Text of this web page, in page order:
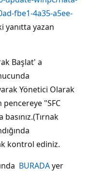
fbe1-4a35-a5ee-
yanıtta yazan
Başlat' a
Yönetici Olarak
pencereye "SFC
kontrol ediniz.
BURADAyer